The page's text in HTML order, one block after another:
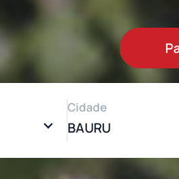
Cidade
BAURU